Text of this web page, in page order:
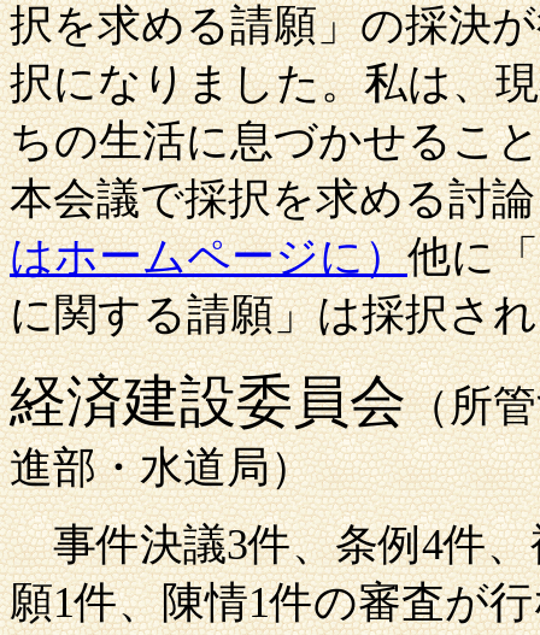
択を求める請願」の採決
択になりました。私は、
ちの生活に息づかせるこ
本会議で採択を求める討
はホームページに）他に
に関する請願」は採択さ
経済建設委員会（所
進部・水道局）
事件決議3件、条例4件
願1件、陳情1件の審査が